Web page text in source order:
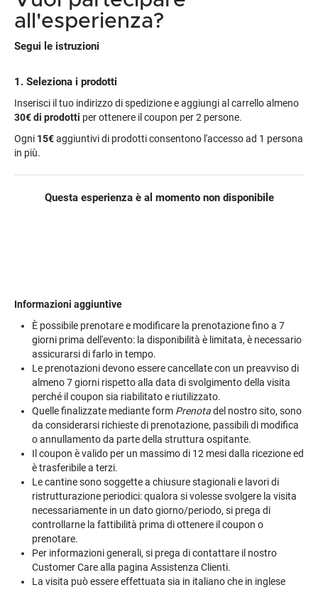
all'esperienza?
Segui le istruzioni
1. Seleziona i prodotti
Inserisci il tuo indirizzo di spedizione e aggiungi al carrello almeno
30€di prodotti per ottenere il coupon per 2 persone.
Ogni 15€aggiuntivi di prodotti consentono l'accesso ad 1 persona
in più.
Questa esperienza è al momento non disponibile
Informazioni aggiuntive
È possibile prenotare e modificare la prenotazione fino a 7
giorni prima dell'evento: la disponibilità è limitata, è necessario
assicurarsi di farlo in tempo.
Le prenotazioni devono essere cancellate con un preavviso di
almeno 7 giorni rispetto alla data di svolgimento della visita
perché il coupon sia riabilitato e riutilizzato.
Quelle finalizzate mediante form Prenotadel nostro sito, sono
da considerarsi richieste di prenotazione, passibili di modifica
o annullamento da parte della struttura ospitante.
Il coupon è valido per un massimo di 12 mesi dalla ricezione ed
è trasferibile a terzi.
Le cantine sono soggette a chiusure stagionali e lavori di
ristrutturazione periodici: qualora si volesse svolgere la visita
necessariamente in un dato giorno/periodo, si prega di
controllarne la fattibilità prima di ottenere il coupon o
prenotare.
Per informazioni generali, si prega di contattare il nostro
Customer Care alla pagina Assistenza Clienti.
La visita può essere effettuata sia in italiano che in inglese